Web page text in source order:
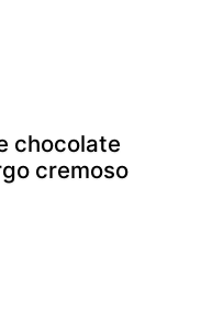
chocolate
cremoso